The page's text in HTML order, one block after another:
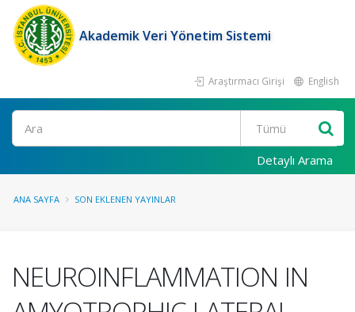
Akademik Veri Yönetim Sistemi
Araştırmacı Girişi English
Ara
Detaylı Arama
ANA SAYFA SON EKLENEN YAYINLAR
NEUROINFLAMMATION IN